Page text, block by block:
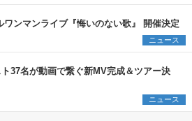
ンマンライブ『悔いのない歌』 開催決定
ニュース
37名が動画で繋ぐ新MV完成＆ツアー決
ニュース